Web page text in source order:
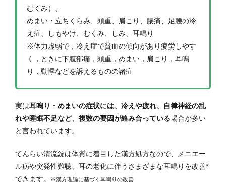
むくみ）、
めまい・立ちくらみ、頭重、肩こり、腰痛、足腰の冷
え症、しもやけ、むくみ、しみ、耳鳴り
※体力虚弱で，冷え症で貧血の傾向があり疲労しやす
く，ときに下腹部痛，頭重，めまい，肩こり，耳鳴
り，動悸などを訴えるものの諸症
実は耳鳴り・めまいの症状には、冷えや疲れ、自律神経の乱
れや睡眠不足など、複数の要因が絡み合っている場合が多い
と言われています。
てんらい清流錠は体質に着目した漢方処方なので、メニエー
ル病や突発性難聴、耳の老化に伴うさまざまな耳鳴りを改善*
できます。
※漢方理論に基づく 耳鳴りの改善